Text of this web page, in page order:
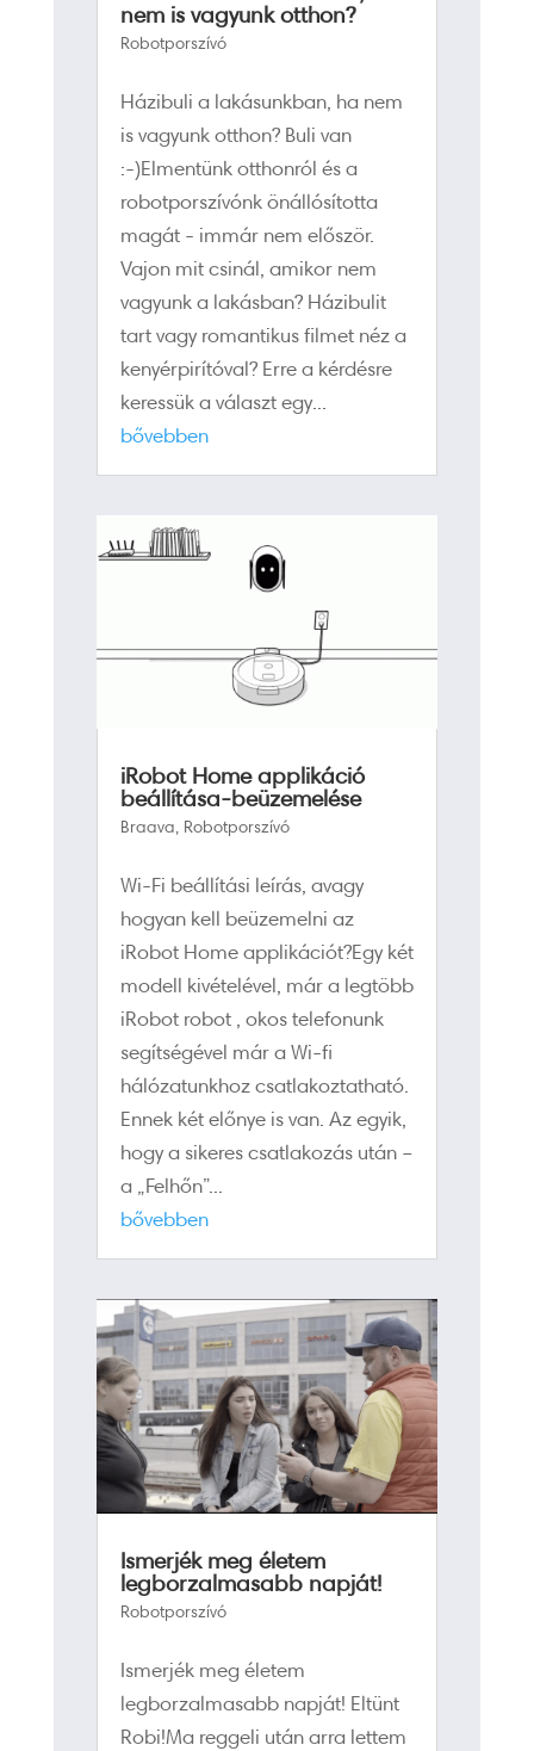
nem is vagyunk otthon?
Robotporszívó
Házibuli a lakásunkban, ha nem
is vagyunk otthon? Buli van
:-)Elmentünk otthonról és a
robotporszívónk önállósította
magát - immár nem először.
Vajon mit csinál, amikor nem
vagyunk a lakásban? Házibulit
tart vagy romantikus filmet néz a
kenyérpirítóval? Erre a kérdésre
keressük a választ egy...
bővebben
iRobot Home applikáció
beállítása-beüzemelése
Braava, Robotporszívó
Wi-Fi beállítási leírás, avagy
hogyan kell beüzemelni az
iRobot Home applikációt?Egy két
modell kivételével, már a legtöbb
iRobot robot , okos telefonunk
segítségével már a Wi-fi
hálózatunkhoz csatlakoztatható.
Ennek két előnye is van. Az egyik,
hogy a sikeres csatlakozás után –
a „Felhőn”...
bővebben
Ismerjék meg életem
legborzalmasabb napját!
Robotporszívó
Ismerjék meg életem
legborzalmasabb napját! Eltünt
Robi!Ma reggeli után arra lettem